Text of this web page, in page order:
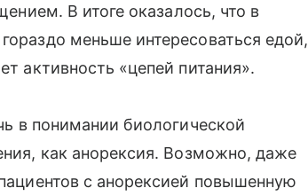
В итоге оказалось, что в
меньше интересоваться едой,
активность «цепей питания».
в понимании биологической
как анорексия. Возможно, даже
с анорексией повышенную